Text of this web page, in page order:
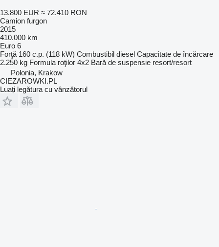
13.800 EUR ≈ 72.410 RON
Camion furgon
2015
410.000 km
Euro 6
Forţă 160 c.p. (118 kW) Combustibil diesel Capacitate de încărcare
2.250 kg Formula roţilor 4x2 Bară de suspensie resort/resort
Polonia, Krakow
CIEZAROWKI.PL
Luați legătura cu vânzătorul